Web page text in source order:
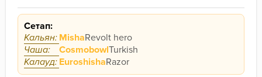
Сетап:
Кальян: MishaRevolt hero
Чаша:
CosmobowlTurkish
Калауд: EuroshishaRazor